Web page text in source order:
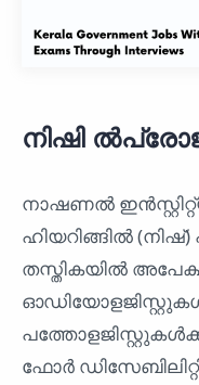
നിഷി
നാഷണൽ
ഹിയറിങ്ങിൽ (നിഷ്)
തസ്തികയിൽ
ഫോർ